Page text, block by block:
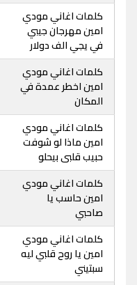
كلمات اغاني مودي
امين مهرجان جيبي
في يجي الف دولار
كلمات اغاني مودي
امين اخطر عمدة في
المكان
كلمات اغاني مودي
امين ماذا لو شوفت
حبيب قلبى بيحلو
كلمات اغاني مودي
امين حاسب يا
صاحبي
كلمات اغاني مودي
امين يا روح قلبي ليه
سبتيني